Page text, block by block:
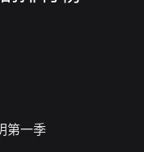
第一季